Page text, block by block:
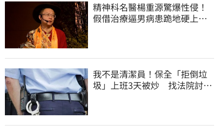
精神科名醫楊重源驚爆性侵！
假借治療逼男病患跪地硬上…
我不是清潔員！保全「拒倒垃
圾」上班3天被炒 找法院討公